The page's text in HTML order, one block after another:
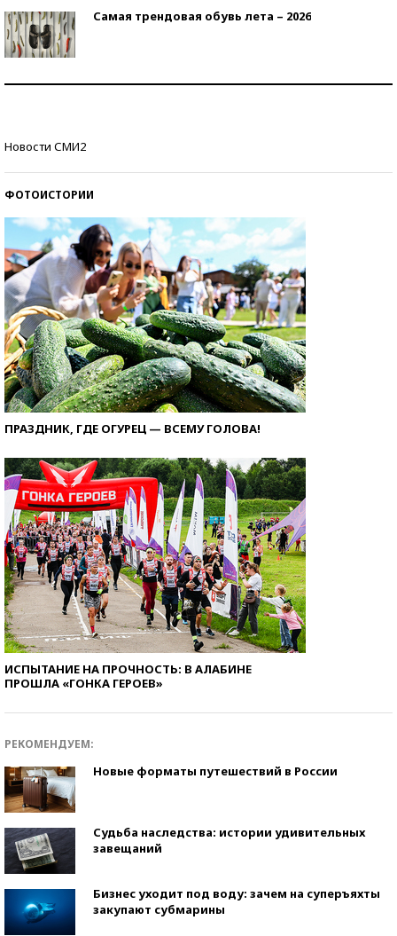
Самая трендовая обувь лета – 2026
Новости СМИ2
ФОТОИСТОРИИ
ПРАЗДНИК, ГДЕ ОГУРЕЦ — ВСЕМУ ГОЛОВА!
ИСПЫТАНИЕ НА ПРОЧНОСТЬ: В АЛАБИНЕ
ПРОШЛА «ГОНКА ГЕРОЕВ»
РЕКОМЕНДУЕМ:
Новые форматы путешествий в России
Судьба наследства: истории удивительных
завещаний
Бизнес уходит под воду: зачем на суперъяхты
закупают субмарины